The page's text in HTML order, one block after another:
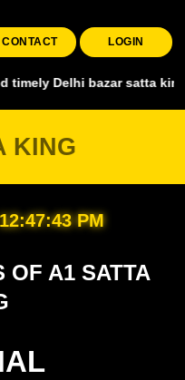
CONTACT LOGIN
bazar satta king,
KING
PM
OF A1 SATTA